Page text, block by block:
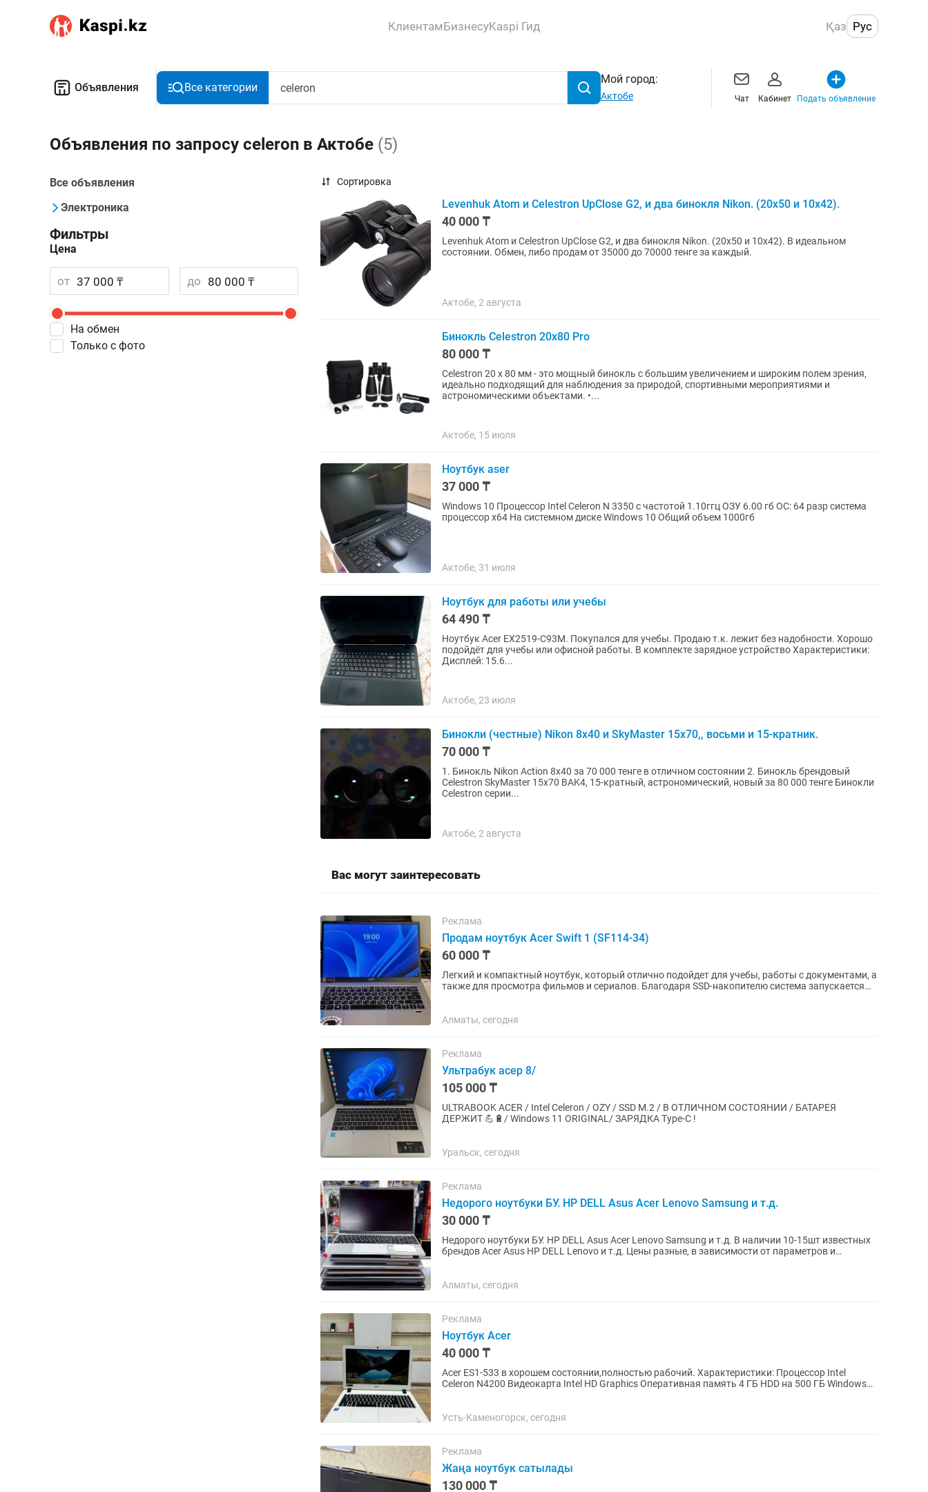
КлиентамБизнесуKaspi Гид Қаз Рус
Объявления Все категории
Мой город:
Актобе Чат Кабинет Подать объявление
Объявления по запросу celeron в Актобе (5)
Все объявления
Электроника
Фильтры
Цена
от до
На обмен
Только с фото
Сортировка
Levenhuk Atom и Celestron UpClose G2, и два бинокля Nikon. (20x50 и 10x42).
40 000 ₸
Levenhuk Atom и Celestron UpClose G2, и два бинокля Nikon. (20x50 и 10x42). В идеальном
состоянии. Обмен, либо продам от 35000 до 70000 тенге за каждый.
Актобе, 2 августа
Бинокль Celestron 20x80 Pro
80 000 ₸
Celestron 20 x 80 мм - это мощный бинокль с большим увеличением и широким полем зрения,
идеально подходящий для наблюдения за природой, спортивными мероприятиями и
астрономическими объектами. •...
Актобе, 15 июля
Ноутбук aser
37 000 ₸
Windows 10 Процессор Intel Celeron N 3350 с частотой 1.10ггц ОЗУ 6.00 гб ОС: 64 разр система
процессор х64 На системном диске Windows 10 Общий объем 1000гб
Актобе, 31 июля
Ноутбук для работы или учебы
64 490 ₸
Ноутбук Acer EX2519-C93M. Покупался для учебы. Продаю т.к. лежит без надобности. Хорошо
подойдёт для учебы или офисной работы. В комплекте зарядное устройство Характеристики:
Дисплей: 15.6...
Актобе, 23 июля
Бинокли (честные) Nikon 8х40 и SkyMaster 15x70,, восьми и 15-кратник.
70 000 ₸
1. Бинокль Nikon Action 8x40 за 70 000 тенге в отличном состоянии 2. Бинокль брендовый
Celestron SkyMaster 15x70 BAK4, 15-кратный, астрономический, новый за 80 000 тенге Бинокли
Celestron серии...
Актобе, 2 августа
Вас могут заинтересовать
Реклама
Продам ноутбук Acer Swift 1 (SF114-34)
60 000 ₸
Легкий и компактный ноутбук, который отлично подойдет для учебы, работы с документами, а
также для просмотра фильмов и сериалов. Благодаря SSD-накопителю система запускается
Алматы, сегодня
Реклама
Ультрабук асер 8/
105 000 ₸
ULTRABOOK ACER / Intel Celeron / OZY / SSD M.2 / В ОТЛИЧНОМ СОСТОЯНИИ / БАТАРЕЯ
ДЕРЖИТ 💪🔋/ Windows 11 ORIGINAL/ ЗАРЯДКА Type-C !
Уральск, сегодня
Реклама
Недорого ноутбуки БУ. HP DELL Asus Acer Lenovo Samsung и т.д.
30 000 ₸
Недорого ноутбуки БУ. HP DELL Asus Acer Lenovo Samsung и т.д. В наличии 10-15шт известных
брендов Acer Asus HP DELL Lenovo и т.д. Цены разные, в зависимости от параметров и
Алматы, сегодня
Реклама
Ноутбук Acer
40 000 ₸
Acer ES1-533 в хорошем состоянии,полностью рабочий. Характеристики: Процессор Intel
Celeron N4200 Видеокарта Intel HD Graphics Оперативная память 4 ГБ HDD на 500 ГБ Windows
Усть-Каменогорск, сегодня
Реклама
Жаңа ноутбук сатылады
130 000 ₸